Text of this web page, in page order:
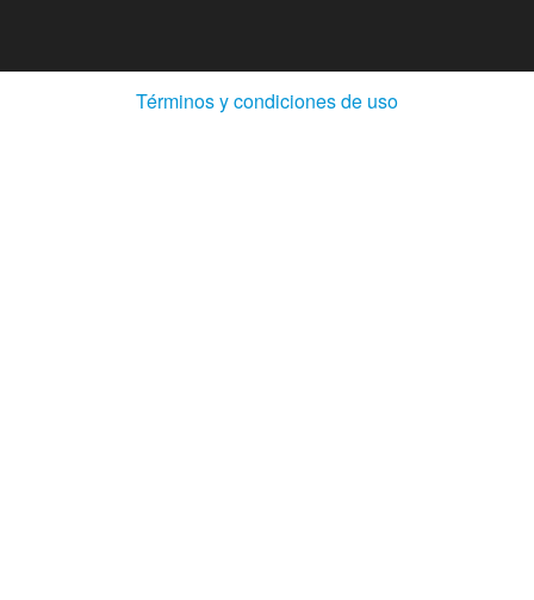
Términos y condiciones de uso(Abre